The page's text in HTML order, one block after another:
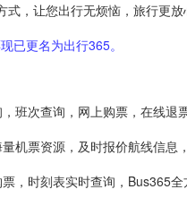
，让您出行无烦恼，旅行更放
已更名为出行365。
班次查询，网上购票，在线退
机票资源，及时报价航线信息
，时刻表实时查询，Bus365全